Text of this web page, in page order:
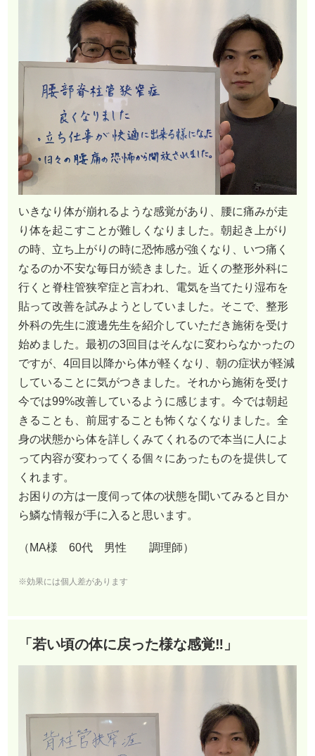
いきなり体が崩れるような感覚があり、腰に痛みが走
り体を起こすことが難しくなりました。朝起き上がり
の時、立ち上がりの時に恐怖感が強くなり、いつ痛く
なるのか不安な毎日が続きました。近くの整形外科に
行くと脊柱管狭窄症と言われ、電気を当てたり湿布を
貼って改善を試みようとしていました。そこで、整形
外科の先生に渡邊先生を紹介していただき施術を受け
始めました。最初の3回目はそんなに変わらなかったの
ですが、4回目以降から体が軽くなり、朝の症状が軽減
していることに気がつきました。それから施術を受け
今では99%改善しているように感じます。今では朝起
きることも、前屈することも怖くなくなりました。全
身の状態から体を詳しくみてくれるので本当に人によ
って内容が変わってくる個々にあったものを提供して
くれます。
お困りの方は一度伺って体の状態を聞いてみると目か
ら鱗な情報が手に入ると思います。
（MA様 60代 男性 調理師）
※効果には個人差があります
「若い頃の体に戻った様な感覚‼︎」